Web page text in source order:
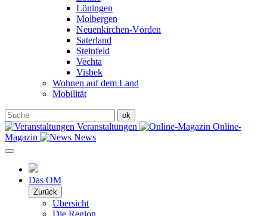
Löningen
Molbergen
Neuenkirchen-Vörden
Saterland
Steinfeld
Vechta
Visbek
Wohnen auf dem Land
Mobilität
Veranstaltungen
Online-
Magazin
News
Das OM
Zurück
Übersicht
Die Region